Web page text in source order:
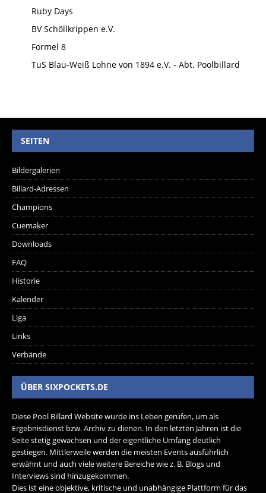
Ruby Days
BV Schöllkrippen e.V.
Formel 8
TuS Blau-Weiß Lohne von 1894 e.V. - Abt. Poolbillard
SEITEN
Bildergalerien
Billard-Adressen
Champions
Cuemaker
Downloads
FAQ
Historie
Kalender
Liga
Links
Verbände
ÜBER SIXPOCKETS.DE
Diese Pool Billard Website wurde ins Leben gerufen, um als
Ergebnisdienst bzw. Archiv zu dienen. In den letzten Jahren ist die
Seite stetig gewachsen und der eigentliche Umfang deutlich
gestiegen. Mittlerweile werden die meisten Events ausführlich
erwähnt und auch viele weitere Bereiche wie z. B. Blogs und
Interviews sind hinzugekommen.
Dies ist eine objektive, kritische und unabhängige Plattform für das